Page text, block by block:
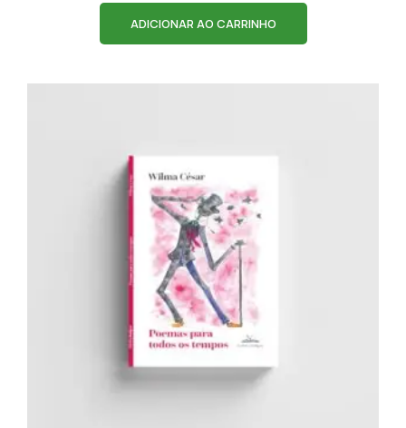
ADICIONAR AO CARRINHO